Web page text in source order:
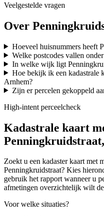
Veelgestelde vragen
Over
Hoeveel huisnummers heeft
Welke postcodes vallen
In welke wijk ligt
Hoe bekijk ik een kadastrale
Arnhem?
Zijn er percelen gekoppeld
High-intent perceelcheck
Kadastrale kaart
Zoekt u een kadaster kaart met
Penningkruidstraat? Kies
gebruik het rapport wanneer u
afmetingen overzichtelijk wilt
Voor welke situaties?